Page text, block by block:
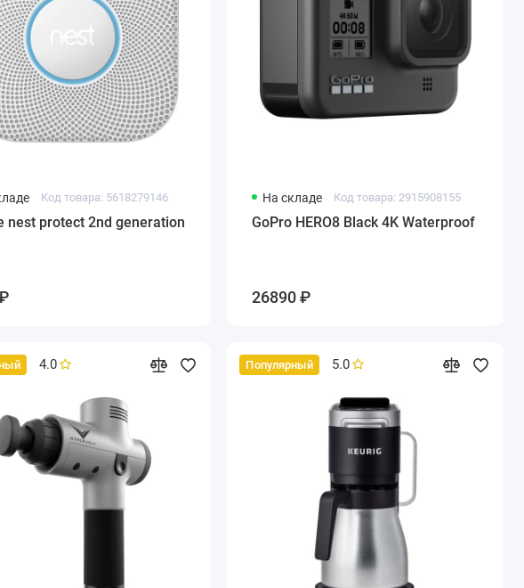
Код товара: 5618279146
nest protect 2nd generation
На складе Код товара: 2915908155
GoPro HERO8 Black 4K Waterproof
26890 ₽
4.0 Популярный 5.0